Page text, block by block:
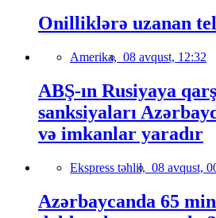
Onilliklərə uzanan
Amerika, 08 avqust, 12:32
ABŞ-ın Rusiyaya
sanksiyaları
və imkanlar yaradır
Ekspress təhlil, 08 avqust,
Azərbaycanda 65